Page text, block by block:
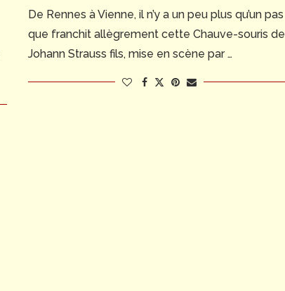
De Rennes à Vienne, il n’y a un peu plus qu’un pas
que franchit allègrement cette Chauve-souris de
Johann Strauss fils, mise en scène par …